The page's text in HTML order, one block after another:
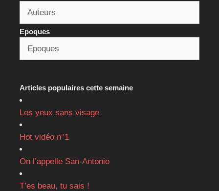
Epoques
Articles populaires cette semaine
Les yeux sans visage
Hot vidéo n°1
On l’appelle San-Antonio
T’es beau, tu sais !